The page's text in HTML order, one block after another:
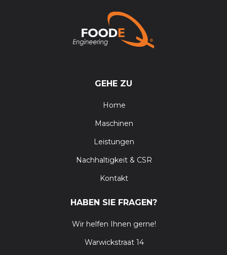
GEHE ZU
Home
Maschinen
Leistungen
Nachhaltigkeit & CSR
Kontakt
HABEN SIE FRAGEN?
Wir helfen Ihnen gerne!
Warwickstraat 14